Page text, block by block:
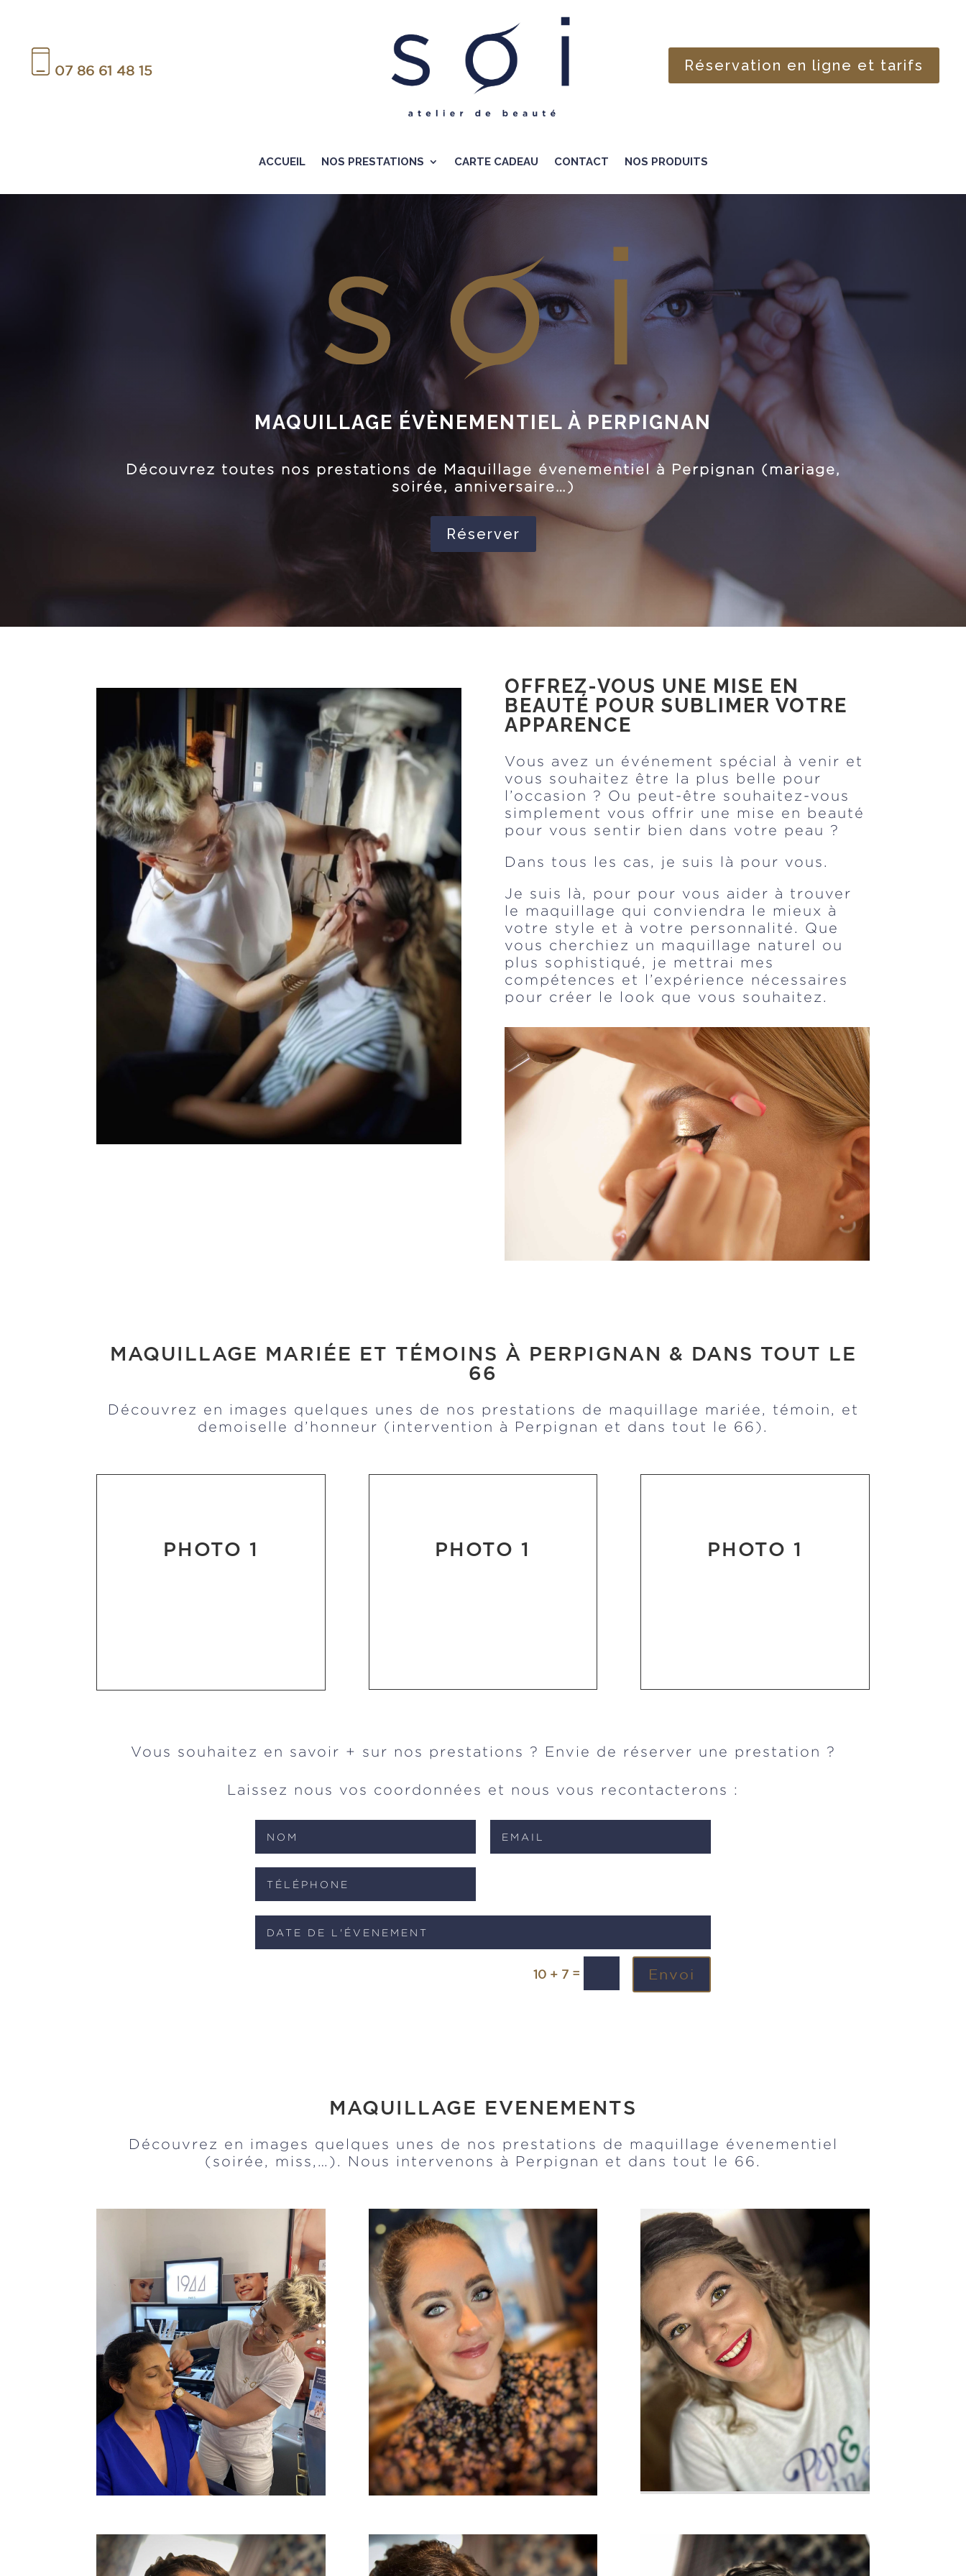
07 86 61 48 15 Réservation en ligne et tarifs
ACCUEIL NOS PRESTATIONS CARTE CADEAU CONTACT NOS PRODUITS
MAQUILLAGE ÉVÈNEMENTIEL À PERPIGNAN
Découvrez toutes nos prestations de Maquillage évenementiel à Perpignan (mariage,
soirée, anniversaire…)
Réserver
OFFREZ-VOUS UNE MISE EN
BEAUTÉ POUR SUBLIMER VOTRE
APPARENCE
Vous avez un événement spécial à venir et
vous souhaitez être la plus belle pour
l’occasion ? Ou peut-être souhaitez-vous
simplement vous offrir une mise en beauté
pour vous sentir bien dans votre peau ?
Dans tous les cas, je suis là pour vous.
Je suis là, pour pour vous aider à trouver
le maquillage qui conviendra le mieux à
votre style et à votre personnalité. Que
vous cherchiez un maquillage naturel ou
plus sophistiqué, je mettrai mes
compétences et l’expérience nécessaires
pour créer le look que vous souhaitez.
MAQUILLAGE MARIÉE ET TÉMOINS À PERPIGNAN & DANS TOUT LE
66
Découvrez en images quelques unes de nos prestations de maquillage mariée, témoin, et
demoiselle d’honneur (intervention à Perpignan et dans tout le 66).
PHOTO 1 PHOTO 1 PHOTO 1
Vous souhaitez en savoir + sur nos prestations ? Envie de réserver une prestation ?
Laissez nous vos coordonnées et nous vous recontacterons :
10 + 7 = Envoi
MAQUILLAGE EVENEMENTS
Découvrez en images quelques unes de nos prestations de maquillage évenementiel
(soirée, miss,…). Nous intervenons à Perpignan et dans tout le 66.